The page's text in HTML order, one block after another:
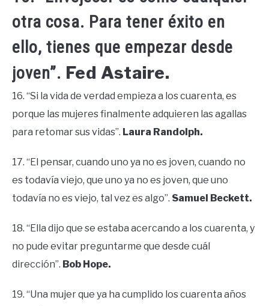
otra cosa. Para tener éxito en
ello, tienes que empezar desde
joven”. Fed Astaire.
16. “Si la vida de verdad empieza a los cuarenta, es
porque las mujeres finalmente adquieren las agallas
para retomar sus vidas”. Laura Randolph.
17. “El pensar, cuando uno ya no es joven, cuando no
es todavía viejo, que uno ya no es joven, que uno
todavía no es viejo, tal vez es algo”. Samuel Beckett.
18. “Ella dijo que se estaba acercando a los cuarenta, y
no pude evitar preguntarme que desde cuál
dirección”. Bob Hope.
19. “Una mujer que ya ha cumplido los cuarenta años